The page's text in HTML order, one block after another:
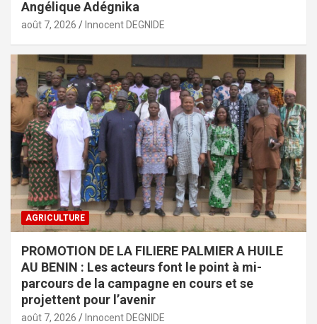
Angélique Adégnika
août 7, 2026 Innocent DEGNIDE
AGRICULTURE
PROMOTION DE LA FILIERE PALMIER A HUILE
AU BENIN : Les acteurs font le point à mi-
parcours de la campagne en cours et se
projettent pour l’avenir
août 7, 2026 Innocent DEGNIDE